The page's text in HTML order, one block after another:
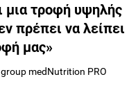
μια τροφή υψηλής
πρέπει να λείπει
μας»
medNutrition PRO